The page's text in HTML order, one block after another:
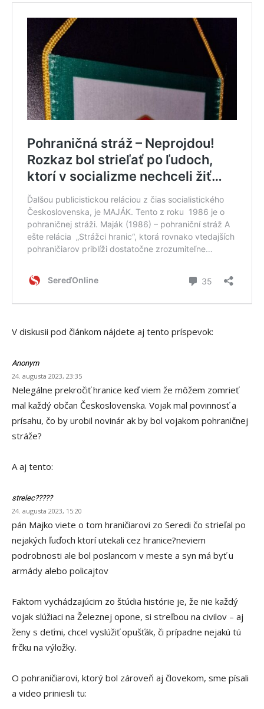
V diskusii pod článkom nájdete aj tento príspevok:
Anonym
24. augusta 2023, 23:35
Nelegálne prekročiť hranice keď viem že môžem zomrieť
mal každý občan Československa. Vojak mal povinnosť a
prísahu, čo by urobil novinár ak by bol vojakom pohraničnej
stráže?
A aj tento:
strelec?????
24. augusta 2023, 15:20
pán Majko viete o tom hraničiarovi zo Seredi čo strieľal po
nejakých ľuďoch ktorí utekali cez hranice?neviem
podrobnosti ale bol poslancom v meste a syn má byť u
armády alebo policajtov
Faktom vychádzajúcim zo štúdia histórie je, že nie každý
vojak slúžiaci na Železnej opone, si streľbou na civilov – aj
ženy s deťmi, chcel vyslúžiť opušťák, či prípadne nejakú tú
frčku na výložky.
O pohraničiarovi, ktorý bol zároveň aj človekom, sme písali
a video priniesli tu: